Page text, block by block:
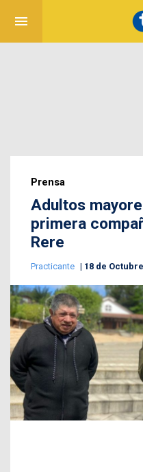
menu
Prensa
Adultos
primera
Rere
Practicante 18 de